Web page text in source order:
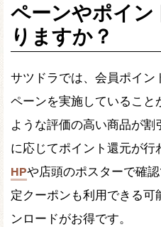
ペーンやポイン
りますか？
サツドラでは、会員ポイン
ペーンを実施していること
ような評価の高い商品が
に応じてポイント還元が行
HPや店頭のポスターで確
定クーポンも利用できる可
ンロードがお得です。